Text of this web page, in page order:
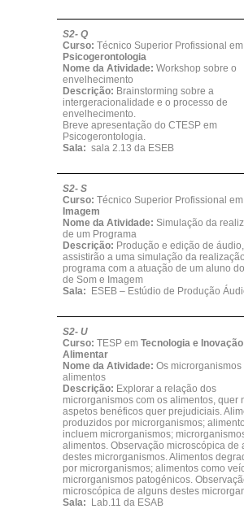
S2- Q
Curso:Técnico Superior Profissional em
Psicogerontologia
Nome da Atividade: Workshop sobre o
envelhecimento
Descrição: Brainstorming sobre a
intergeracionalidade e o processo de
envelhecimento.
Breve apresentação do CTESP em
Psicogerontologia.
Sala: sala 2.13 da ESEB
S2- S
Curso:Técnico Superior Profissional
Imagem
Nome da Atividade: Simulação da
de um Programa
Descrição: Produção e edição de
assistirão a uma simulação da
programa com a atuação de um aluno
de Som e Imagem
Sala:
ESEB – Estúdio de Produção
S2- U
Curso:TESP emTecnologia e Inovação
Alimentar
Nome da Atividade: Os microrganismos
alimentos
Descrição: Explorar a relação dos
microrganismos com os alimentos, quer
aspetos benéficos quer prejudiciais.
produzidos por microrganismos;
incluem microrganismos;
alimentos. Observação microscópica de
destes microrganismos. Alimentos
por microrganismos; alimentos como
microrganismos patogénicos.
microscópica de alguns destes
Sala:
Lab.11 da ESAB